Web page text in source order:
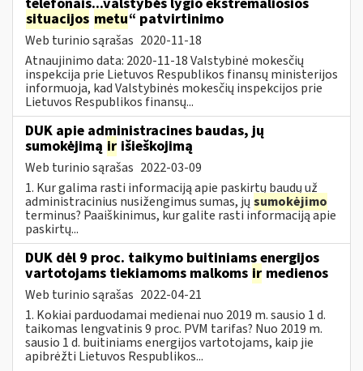
situacijos metu“ patvirtinimo
Web turinio sąrašas 2020-11-18
Atnaujinimo data: 2020-11-18 Valstybinė mokesčių
inspekcija prie Lietuvos Respublikos finansų ministerijos
informuoja, kad Valstybinės mokesčių inspekcijos prie
Lietuvos Respublikos finansų...
DUK apie administracines baudas, jų
sumokėjimą ir išieškojimą
Web turinio sąrašas 2022-03-09
1. Kur galima rasti informaciją apie paskirtų baudų už
administracinius nusižengimus sumas, jų sumokėjimo
terminus? Paaiškinimus, kur galite rasti informaciją apie
paskirtų...
DUK dėl 9 proc. taikymo buitiniams energijos
vartotojams tiekiamoms malkoms ir medienos
Web turinio sąrašas 2022-04-21
1. Kokiai parduodamai medienai nuo 2019 m. sausio 1 d.
taikomas lengvatinis 9 proc. PVM tarifas? Nuo 2019 m.
sausio 1 d. buitiniams energijos vartotojams, kaip jie
apibrėžti Lietuvos Respublikos...